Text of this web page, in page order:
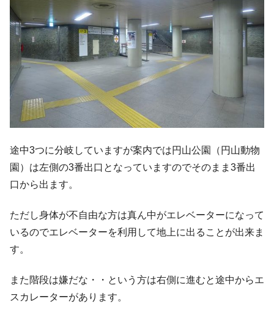
途中3つに分岐していますが案内では円山公園（円山動物
園）は左側の3番出口となっていますのでそのまま3番出
口から出ます。
ただし身体が不自由な方は真ん中がエレベーターになって
いるのでエレベーターを利用して地上に出ることが出来ま
す。
また階段は嫌だな・・という方は右側に進むと途中からエ
スカレーターがあります。